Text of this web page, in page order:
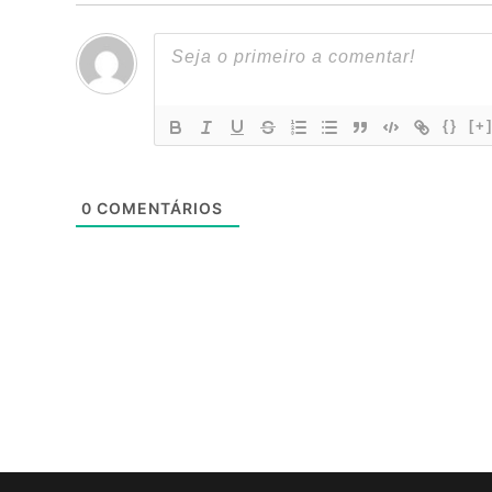
{} [+]
0 COMENTÁRIOS